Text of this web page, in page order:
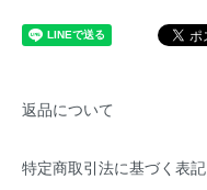
返品について
特定商取引法に基づく表記